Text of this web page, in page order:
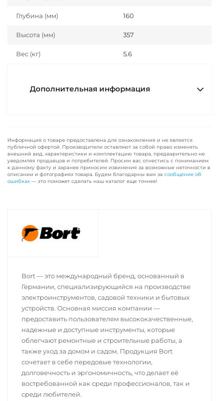
Глубина (мм) 160
Высота (мм) 357
Вес (кг) 5.6
Дополнительная информация
Информация о товаре предоставлена для ознакомления и не является
публичной офертой. Производители оставляют за собой право изменять
внешний вид, характеристики и комплектацию товара, предварительно не
уведомляя продавцов и потребителей. Просим вас отнестись с пониманием
к данному факту и заранее приносим извинения за возможные неточности в
описании и фотографиях товара. Будем благодарны вам за сообщение об
ошибках — это поможет сделать наш каталог еще точнее!
Bort — это международный бренд, основанный в
Германии, специализирующийся на производстве
электроинструментов, садовой техники и бытовых
устройств. Основная миссия компании —
предоставить пользователям высококачественные,
надежные и доступные инструменты, которые
облегчают ремонтные и строительные работы, а
также уход за домом и садом. Продукция Bort
сочетает в себе передовые технологии,
долговечность и эргономичность, что делает её
востребованной как среди профессионалов, так и
среди любителей.